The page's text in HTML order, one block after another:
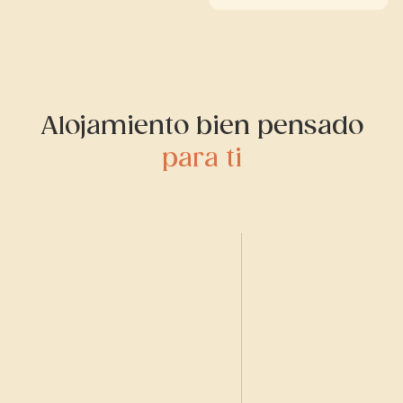
Alojamiento bien pensado
para ti